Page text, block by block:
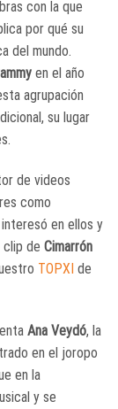
con la que
por qué su
del mundo.
en el año
agrupación
su lugar
de videos
como
en ellos y
clip de Cimarrón
TOPXI de
Ana Veydó, la
en el joropo
en la
y se